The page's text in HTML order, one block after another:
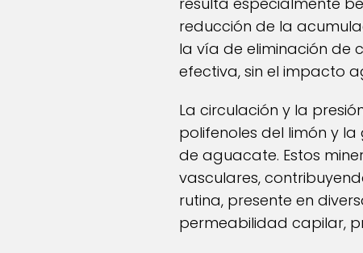
reducción de la
la vía de eliminación de
efectiva, sin el impacto
La circulación y la
polifenoles del limón y
de aguacate. Estos
vasculares,
rutina, presente en
permeabilidad capilar,